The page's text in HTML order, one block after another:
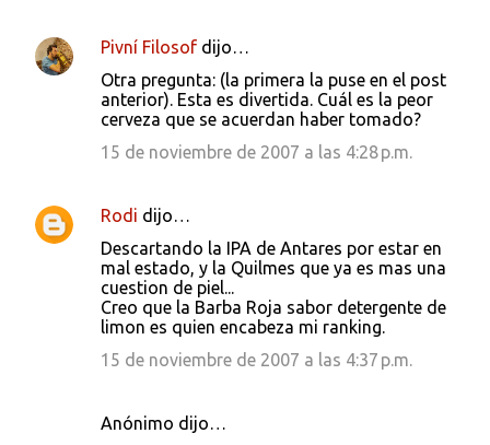
Pivní Filosof dijo…
Otra pregunta: (la primera la puse en el post
anterior). Esta es divertida. Cuál es la peor
cerveza que se acuerdan haber tomado?
15 de noviembre de 2007 a las 4:28 p.m.
Rodi dijo…
Descartando la IPA de Antares por estar en
mal estado, y la Quilmes que ya es mas una
cuestion de piel...
Creo que la Barba Roja sabor detergente de
limon es quien encabeza mi ranking.
15 de noviembre de 2007 a las 4:37 p.m.
Anónimo dijo…